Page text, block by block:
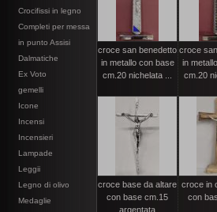
Crocifissi in legno
Completi per messa
in punto Assisi
Dalmatiche
Ex Voto
gemelli
Icone
Incensi
Incensieri
Lampade
Leggii
Legno di olivo
Medaglie
croce san benedetto
in metallo con base
cm.20 nichelata ...
croce
in
cm.20
croce base da altare
con base cm.15
argentata
croce in
con